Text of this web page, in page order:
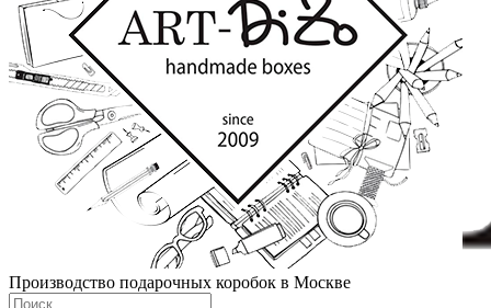
Производство подарочных коробок в Москве